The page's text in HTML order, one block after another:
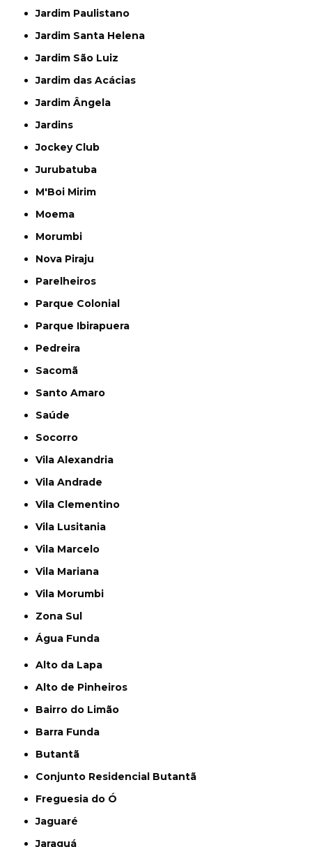
Jardim Paulistano
Jardim Santa Helena
Jardim São Luiz
Jardim das Acácias
Jardim Ângela
Jardins
Jockey Club
Jurubatuba
M'Boi Mirim
Moema
Morumbi
Nova Piraju
Parelheiros
Parque Colonial
Parque Ibirapuera
Pedreira
Sacomã
Santo Amaro
Saúde
Socorro
Vila Alexandria
Vila Andrade
Vila Clementino
Vila Lusitania
Vila Marcelo
Vila Mariana
Vila Morumbi
Zona Sul
Água Funda
Alto da Lapa
Alto de Pinheiros
Bairro do Limão
Barra Funda
Butantã
Conjunto Residencial Butantã
Freguesia do Ó
Jaguaré
Jaraguá